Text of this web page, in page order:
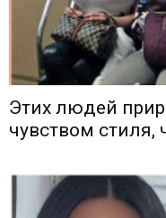
Этих людей
чувством стиля,